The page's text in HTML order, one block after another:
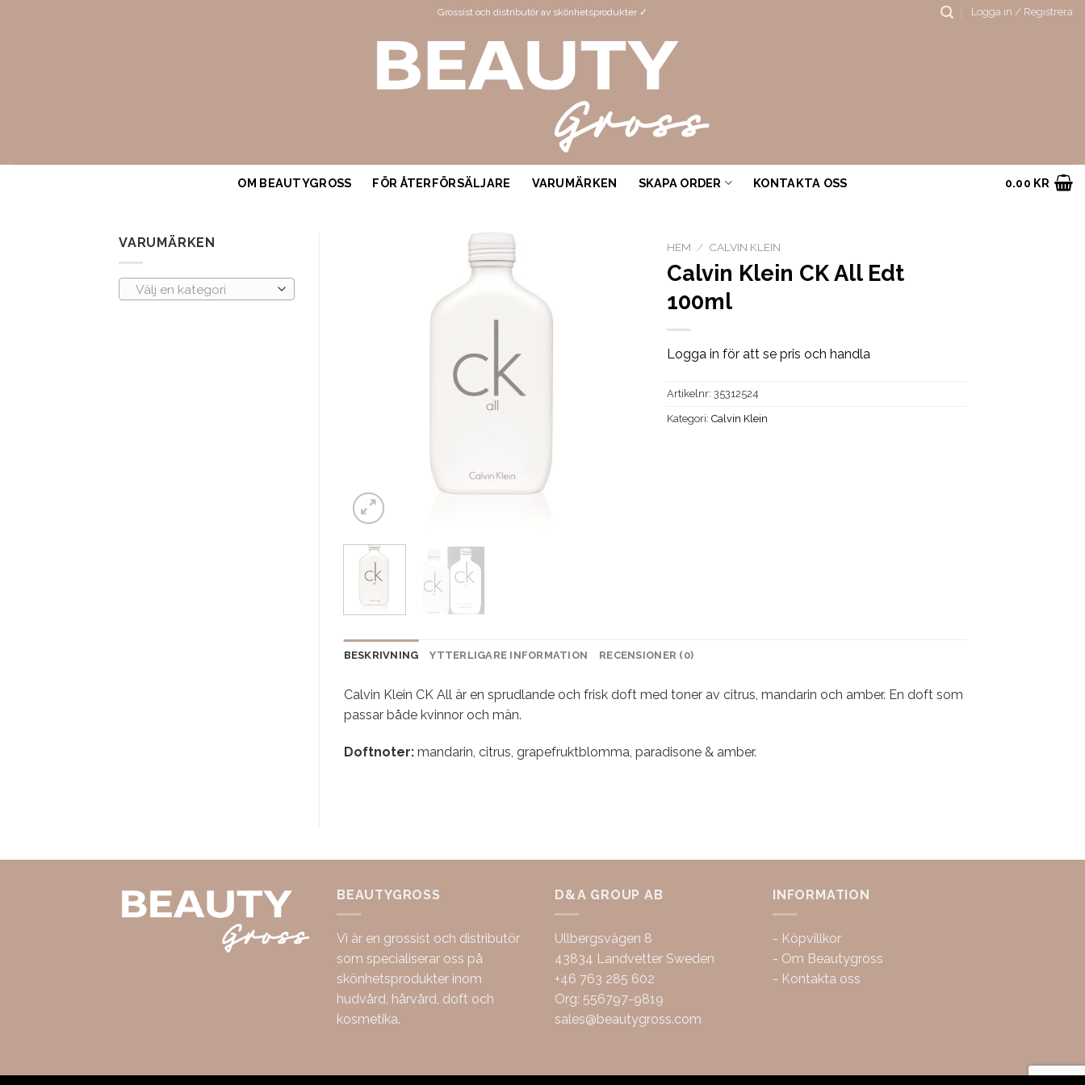
Grossist och distributör av skönhetsprodukter ✓ Logga in / Registrera
OM BEAUTYGROSS FÖR ÅTERFÖRSÄLJARE VARUMÄRKEN SKAPA ORDER KONTAKTA OSS 0.00 KR
VARUMÄRKEN
Välj en kategori
HEM / CALVIN KLEIN
Calvin Klein CK All Edt
100ml
Logga in för att se pris och handla
Artikelnr:35312524
Kategori:Calvin Klein
BESKRIVNING YTTERLIGARE INFORMATION RECENSIONER (0)
Calvin Klein CK All är en sprudlande och frisk doft med toner av citrus, mandarin och amber. En doft som
passar både kvinnor och män.
Doftnoter:mandarin, citrus, grapefruktblomma, paradisone & amber.
BEAUTYGROSS
Vi är en grossist och distributör
som specialiserar oss på
skönhetsprodukter inom
hudvård, hårvård, doft och
kosmetika.
D&A GROUP AB
Ullbergsvägen 8
43834 Landvetter Sweden
+46 763 285 602
Org: 556797-9819
sales@beautygross.com
INFORMATION
- Köpvillkor
- Om Beautygross
- Kontakta oss